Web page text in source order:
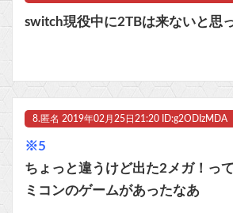
switch現役中に2TBは来ないと思
8. 匿名 2019年02月25日21:20 ID:g2ODIzMDA
※5
ちょっと違うけど出た2メガ！っ
ミコンのゲームがあったなあ